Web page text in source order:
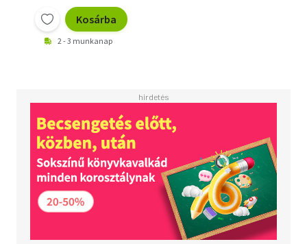
Kosárba
2 - 3 munkanap